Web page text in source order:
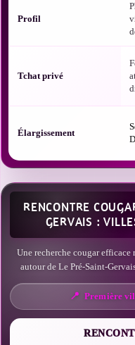
Profil
Tchat privé
Élargissement
RENCONTRE
GERVAIS :
Une recherche cougar
autour de Le Pré-Saint-
Première